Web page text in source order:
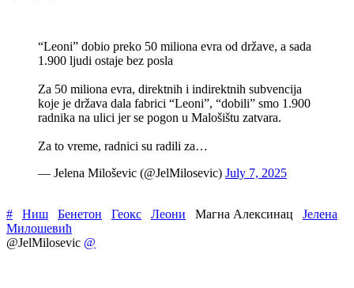
“Leoni” dobio preko 50 miliona evra od države, a sada
1.900 ljudi ostaje bez posla
Za 50 miliona evra, direktnih i indirektnih subvencija
koje je država dala fabrici “Leoni”, “dobili” smo 1.900
radnika na ulici jer se pogon u Malošištu zatvara.
Za to vreme, radnici su radili za…
— Jelena Miloševic (@JelMilosevic) July 7, 2025
# Ниш Бенетон Геокс Леони Магна Алексинац
Јелена
Милошевић
@JelMilosevic @